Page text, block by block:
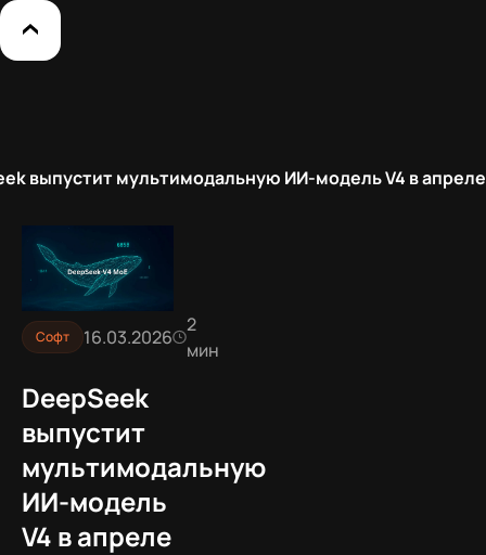
выпустит мультимодальную ИИ-модель V4 в апреле
Софт 16.03.2026
2
мин
DeepSeek
выпустит
мультимодальную
ИИ-модель
V4 в апреле